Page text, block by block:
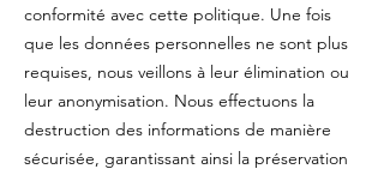
conformité avec cette politique. Une fois
que les données personnelles ne sont plus
requises, nous veillons à leur élimination ou
leur anonymisation. Nous effectuons la
destruction des informations de manière
sécurisée, garantissant ainsi la préservation